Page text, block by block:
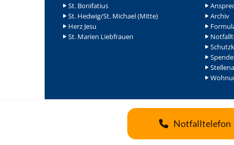
St. Bonifatius
St. Hedwig/St. Michael (Mitte)
Herz Jesu
St. Marien Liebfrauen
Archiv
Notfalltelefon